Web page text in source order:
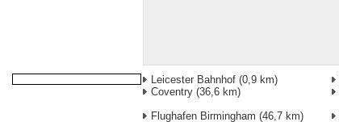
Leicester Bahnhof (0,9 km)
Coventry (36,6 km)
Flughafen Birmingham (46,7 km)